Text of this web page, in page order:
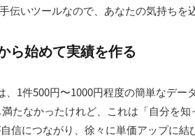
伝いツールなので、あなたの気持ちを
ら始めて実績を作る
、1件500円〜1000円程度の簡単なデー
たなかったけれど、これは「自分を
信につながり、徐々に単価アップに結